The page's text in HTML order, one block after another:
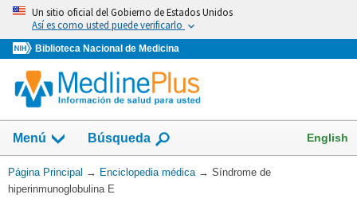
Omita
vaya
al
Contenido
Un sitio oficial del Gobierno de Estados Unidos
Así es como usted puede verificarlo
Biblioteca Nacional de Medicina
Menú Búsqueda English
Usted
está
Página Principal → Enciclopedia médica → Síndrome de
hiperinmunoglobulina E